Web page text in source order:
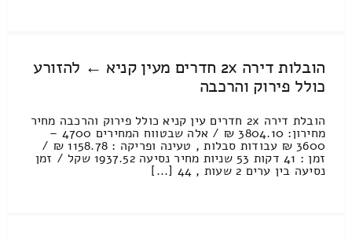
הובלות דירה 2x חדרים מעין קניא ← להזורע
כולל פירוק והרכבה
הובלת דירה 2x חדרים עין קניא כולל פירוק והרכבה מחיר
מחירון: 3804.10 ₪ / אלה שבטווח המחירים 4700 –
3600 ₪ עבודות סבלות , טעינה ופריקה : 1158.78 ₪ /
זמן : 41 דקות 53 שניות מחיר נסיעה 1937.52 שקל / זמן
נסיעה בין ערים 2 שעות , 44 [...]